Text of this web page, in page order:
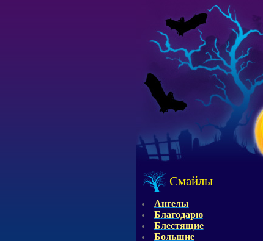
Смайлы
Ангелы
Благодарю
Блестящие
Большие